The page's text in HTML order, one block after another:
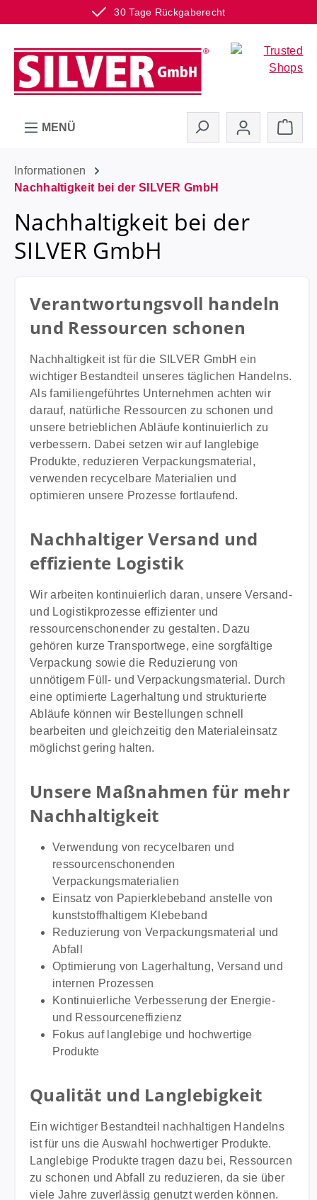
30 Tage Rückgaberecht
Zum Hauptinhalt springen
MENÜ
Informationen
Nachhaltigkeit bei der SILVER GmbH
Nachhaltigkeit bei der
SILVER GmbH
Verantwortungsvoll handeln
und Ressourcen schonen
Nachhaltigkeit ist für die SILVER GmbH ein
wichtiger Bestandteil unseres täglichen Handelns.
Als familiengeführtes Unternehmen achten wir
darauf, natürliche Ressourcen zu schonen und
unsere betrieblichen Abläufe kontinuierlich zu
verbessern. Dabei setzen wir auf langlebige
Produkte, reduzieren Verpackungsmaterial,
verwenden recycelbare Materialien und
optimieren unsere Prozesse fortlaufend.
Nachhaltiger Versand und
effiziente Logistik
Wir arbeiten kontinuierlich daran, unsere Versand-
und Logistikprozesse effizienter und
ressourcenschonender zu gestalten. Dazu
gehören kurze Transportwege, eine sorgfältige
Verpackung sowie die Reduzierung von
unnötigem Füll- und Verpackungsmaterial. Durch
eine optimierte Lagerhaltung und strukturierte
Abläufe können wir Bestellungen schnell
bearbeiten und gleichzeitig den Materialeinsatz
möglichst gering halten.
Unsere Maßnahmen für mehr
Nachhaltigkeit
Verwendung von recycelbaren und
ressourcenschonenden
Verpackungsmaterialien
Einsatz von Papierklebeband anstelle von
kunststoffhaltigem Klebeband
Reduzierung von Verpackungsmaterial und
Abfall
Optimierung von Lagerhaltung, Versand und
internen Prozessen
Kontinuierliche Verbesserung der Energie-
und Ressourceneffizienz
Fokus auf langlebige und hochwertige
Produkte
Qualität und Langlebigkeit
Ein wichtiger Bestandteil nachhaltigen Handelns
ist für uns die Auswahl hochwertiger Produkte.
Langlebige Produkte tragen dazu bei, Ressourcen
zu schonen und Abfall zu reduzieren, da sie über
viele Jahre zuverlässig genutzt werden können.